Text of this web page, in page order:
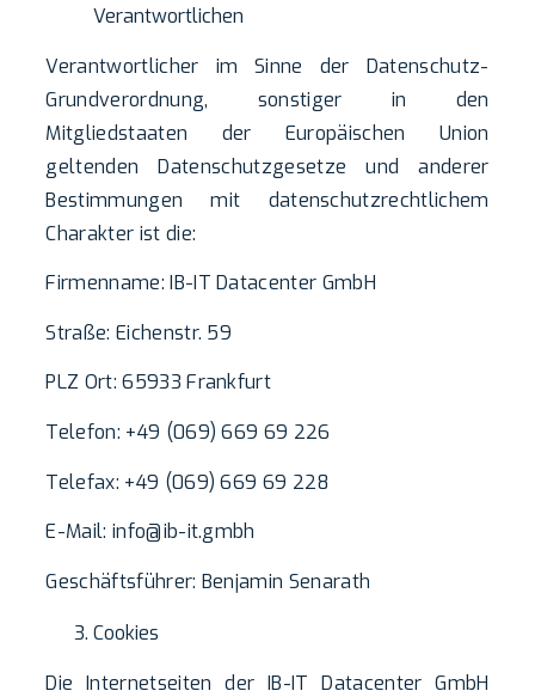
Verantwortlichen
Verantwortlicher im Sinne der Datenschutz-
Grundverordnung, sonstiger in den
Mitgliedstaaten der Europäischen Union
geltenden Datenschutzgesetze und anderer
Bestimmungen mit datenschutzrechtlichem
Charakter ist die:
Firmenname: IB-IT Datacenter GmbH
Straße: Eichenstr. 59
PLZ Ort: 65933 Frankfurt
Telefon: +49 (069) 669 69 226
Telefax: +49 (069) 669 69 228
E-Mail: info@ib-it.gmbh
Geschäftsführer: Benjamin Senarath
Cookies
Die Internetseiten der IB-IT Datacenter GmbH